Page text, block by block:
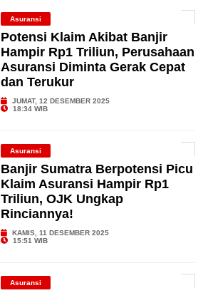
Asuransi
Potensi Klaim Akibat Banjir
Hampir Rp1 Triliun, Perusahaan
Asuransi Diminta Gerak Cepat
dan Terukur
JUMAT, 12 DESEMBER 2025
18:34 WIB
Asuransi
Banjir Sumatra Berpotensi Picu
Klaim Asuransi Hampir Rp1
Triliun, OJK Ungkap
Rinciannya!
KAMIS, 11 DESEMBER 2025
15:51 WIB
Asuransi